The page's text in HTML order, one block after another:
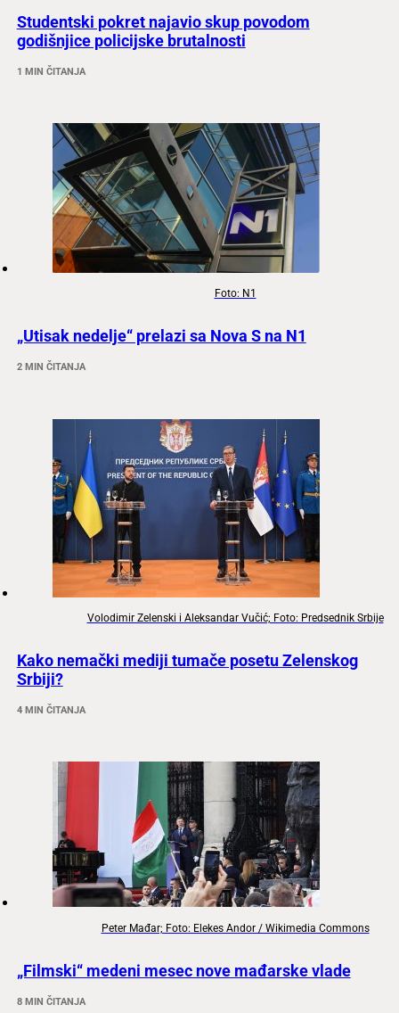
Studentski pokret najavio skup povodom
godišnjice policijske brutalnosti
1 MIN ČITANJA
Foto: N1
„Utisak nedelje“ prelazi sa Nova S na N1
2 MIN ČITANJA
Volodimir Zelenski i Aleksandar Vučić; Foto: Predsednik Srbije
Kako nemački mediji tumače posetu Zelenskog
Srbiji?
4 MIN ČITANJA
Peter Mađar; Foto: Elekes Andor / Wikimedia Commons
„Filmski“ medeni mesec nove mađarske vlade
8 MIN ČITANJA